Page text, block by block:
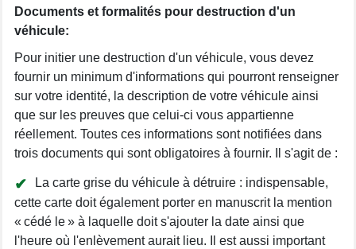
Documents et formalités pour destruction d'un
véhicule:
Pour initier une destruction d'un véhicule, vous devez
fournir un minimum d'informations qui pourront renseigner
sur votre identité, la description de votre véhicule ainsi
que sur les preuves que celui-ci vous appartienne
réellement. Toutes ces informations sont notifiées dans
trois documents qui sont obligatoires à fournir. Il s'agit de :
La carte grise du véhicule à détruire : indispensable,
cette carte doit également porter en manuscrit la mention
« cédé le » à laquelle doit s'ajouter la date ainsi que
l'heure où l'enlèvement aurait lieu. Il est aussi important